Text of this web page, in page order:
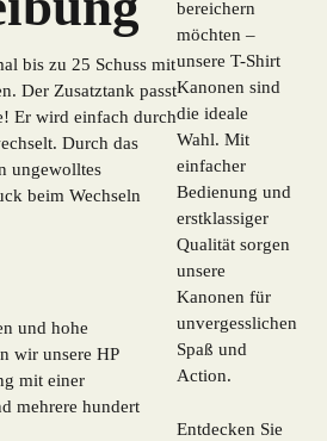
bis zu 25 Schuss mit
Der Zusatztank passt
Er wird einfach durch
Durch das
ungewolltes
beim Wechseln
und hohe
wir unsere HP
mit einer
mehrere hundert
bereichern
möchten –
unsere T-Shirt
Kanonen sind
die ideale
Wahl. Mit
einfacher
Bedienung und
erstklassiger
Qualität sorgen
unsere
Kanonen für
unvergesslichen
Spaß und
Action.
Entdecken Sie